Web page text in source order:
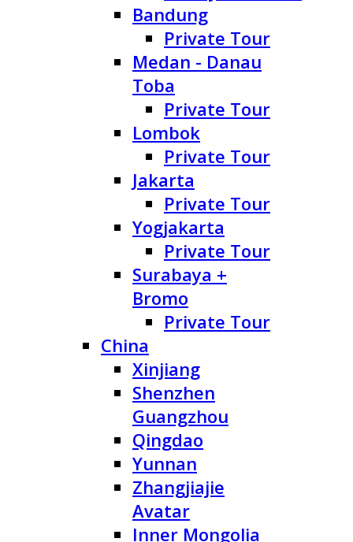
Bandung
Private Tour
Medan - Danau
Toba
Private Tour
Lombok
Private Tour
Jakarta
Private Tour
Yogjakarta
Private Tour
Surabaya +
Bromo
Private Tour
China
Xinjiang
Shenzhen
Guangzhou
Qingdao
Yunnan
Zhangjiajie
Avatar
Inner Mongolia